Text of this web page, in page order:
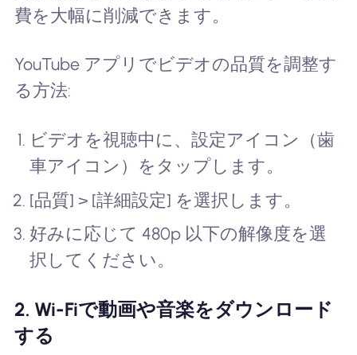
費を大幅に削減できます。
YouTube アプリでビデオの品質を調整す
る方法:
ビデオを視聴中に、設定アイコン（歯
車アイコン）をタップします。
[品質] > [詳細設定] を選択します。
好みに応じて 480p 以下の解像度を選
択してください。
2. Wi-Fiで動画や音楽をダウンロード
する